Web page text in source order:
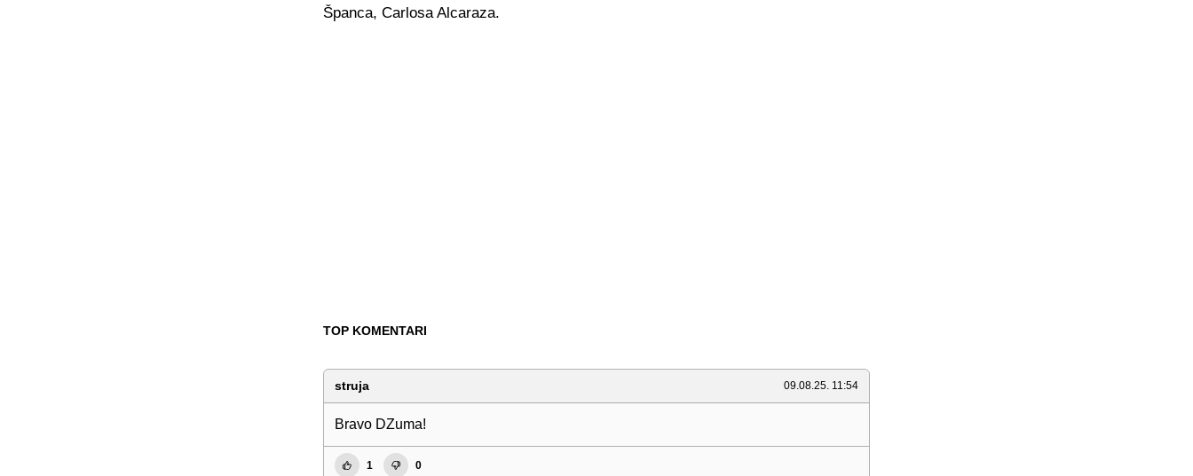
Španca, Carlosa Alcaraza.
TOP KOMENTARI
struja 09.08.25. 11:54
Bravo DZuma!
1 0